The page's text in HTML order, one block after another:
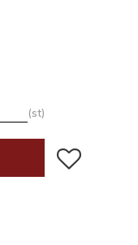
st
Lägg till i